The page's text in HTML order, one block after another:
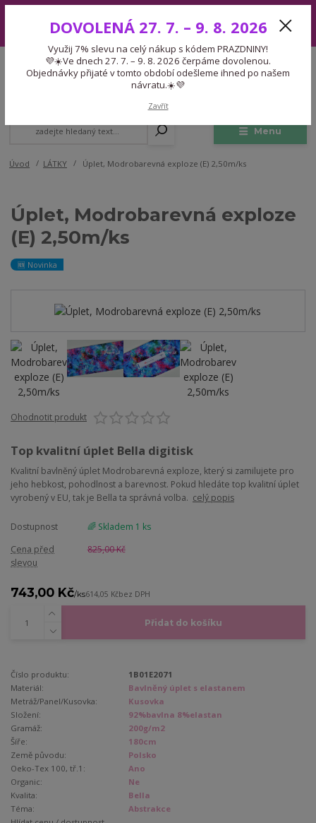
7. – 9. 8. 2026 čerpáme dovolenou. Objednávky přijaté v tomto období
odešleme ihned po našem návratu.☀️💜
Menu
CZK
Expedice 775 866 913
Po-Čt 9-15:30 Pá 9-14:30 Pauza 13-13:45
Úvod LÁTKY Úplet, Modrobarevná exploze (E) 2,50m/ks
Úplet, Modrobarevná exploze
(E) 2,50m/ks
🆕 Novinka
Ohodnotit produkt
Top kvalitní úplet Bella digitisk
Kvalitní bavlněný úplet Modrobarevná exploze, který si zamilujete pro
jeho hebkost, pohodlnost a barevnost. Pokud hledáte top kvalitní úplet
vyrobený v EU, tak je Bella ta správná volba. celý popis
Dostupnost
🌈 Skladem 1 ks
Cena před
slevou
825,00 Kč
743,00 Kč/ks614,05 Kčbez DPH
Přidat do košíku
Číslo produktu:
1B01E2071
Materiál:
Bavlněný úplet s elastanem
Metráž/Panel/Kusovka:
Kusovka
Složení:
92%bavlna 8%elastan
Gramáž:
200g/m2
Šíře:
180cm
Země původu:
Polsko
Oeko-Tex 100, tř.1:
Ano
Organic:
Ne
Kvalita:
Bella
Téma:
Abstrakce
DOVOLENÁ 27. 7. – 9. 8. 2026
Využij 7% slevu na celý nákup s kódem PRAZDNINY!
💜☀️Ve dnech 27. 7. – 9. 8. 2026 čerpáme dovolenou.
Objednávky přijaté v tomto období odešleme ihned po našem
návratu.☀️💜
Zavřít